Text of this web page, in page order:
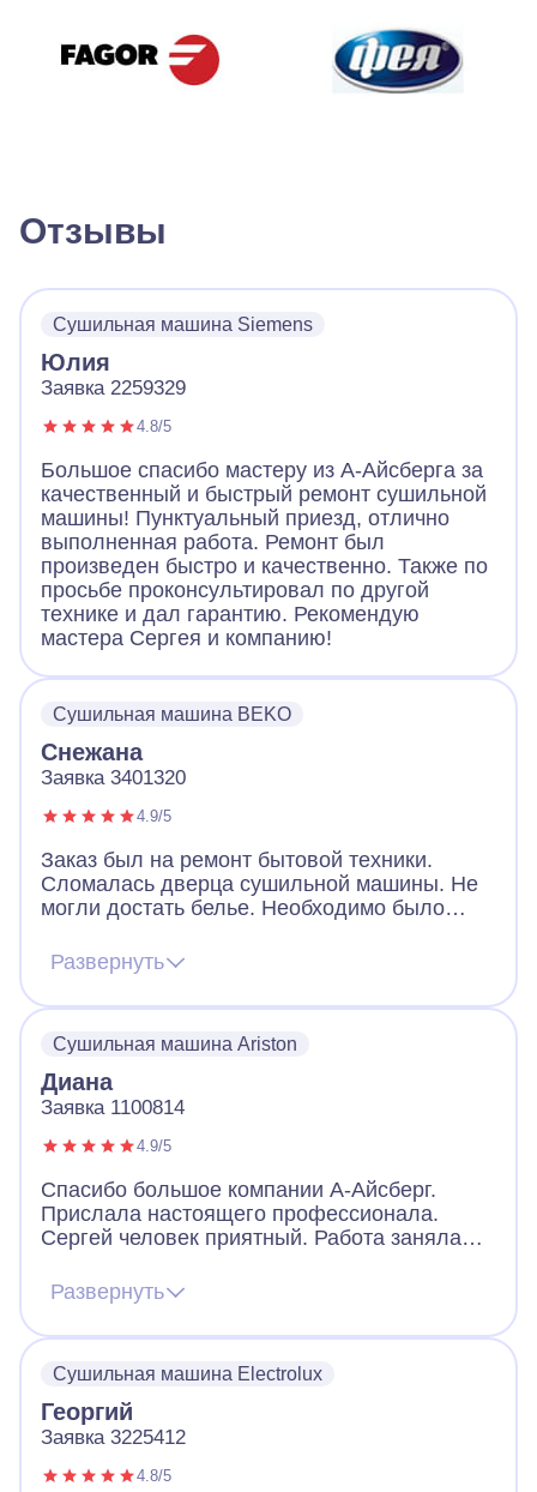
Отзывы
Сушильная машина Siemens
Юлия
Заявка 2259329
4.8/5
Большое спасибо мастеру из А-Айсберга за
качественный и быстрый ремонт сушильной
машины! Пунктуальный приезд, отлично
выполненная работа. Ремонт был
произведен быстро и качественно. Также по
просьбе проконсультировал по другой
технике и дал гарантию. Рекомендую
мастера Сергея и компанию!
Сушильная машина BEKO
Снежана
Заявка 3401320
4.9/5
Заказ был на ремонт бытовой техники.
Сломалась дверца сушильной машины. Не
могли достать белье. Необходимо было
заменить замок. Мастер из А-Айсберг
приехал, открыл нам замок. Нашел
запасную часть, которая подошла, не
старая. Мастеру спасибо.
Развернуть
Сушильная машина Ariston
Диана
Заявка 1100814
4.9/5
Спасибо большое компании А-Айсберг.
Прислала настоящего профессионала.
Сергей человек приятный. Работа заняла
быстро провел диагностику, определил суть
проблемы, изначально вселил уверенность.
Сушильная машина прекрасно работает
Развернуть
Сушильная машина Electrolux
Георгий
Заявка 3225412
4.8/5